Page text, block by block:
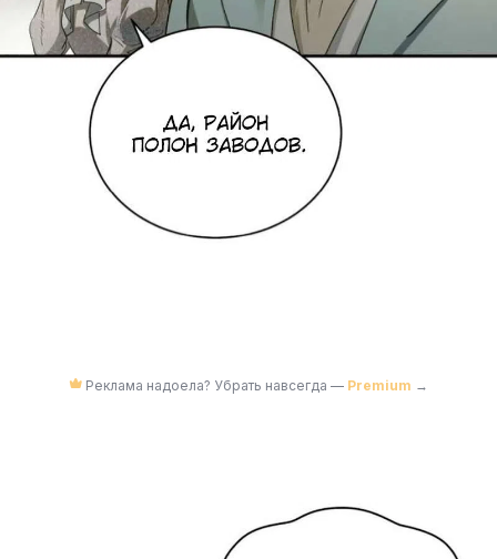
Реклама надоела? Убрать навсегда — Premium →